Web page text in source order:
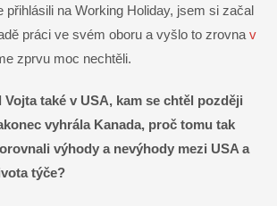
přihlásili na Working Holiday, jsem si začal
práci ve svém oboru a vyšlo to zrovna v
zprvu moc nechtěli.
také v USA, kam se chtěl později
vyhrála Kanada, proč tomu tak
výhody a nevýhody mezi USA a
týče?